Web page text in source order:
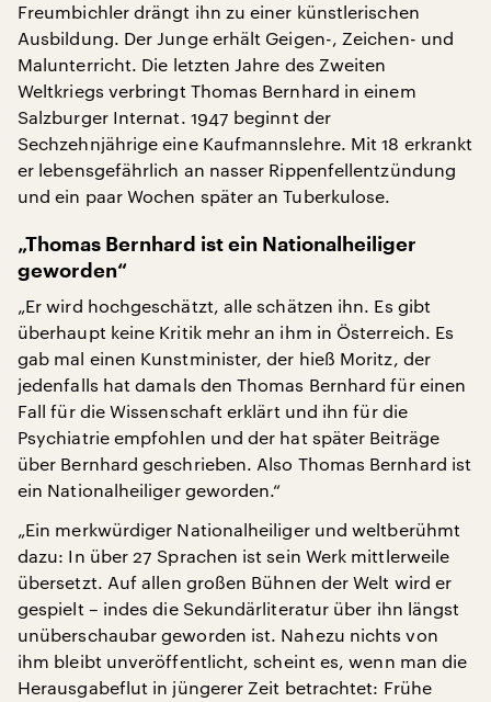
Freumbichler drängt ihn zu einer künstlerischen
Ausbildung. Der Junge erhält Geigen-, Zeichen- und
Malunterricht. Die letzten Jahre des Zweiten
Weltkriegs verbringt Thomas Bernhard in einem
Salzburger Internat. 1947 beginnt der
Sechzehnjährige eine Kaufmannslehre. Mit 18 erkrankt
er lebensgefährlich an nasser Rippenfellentzündung
und ein paar Wochen später an Tuberkulose.
„Thomas Bernhard ist ein Nationalheiliger
geworden“
„Er wird hochgeschätzt, alle schätzen ihn. Es gibt
überhaupt keine Kritik mehr an ihm in Österreich. Es
gab mal einen Kunstminister, der hieß Moritz, der
jedenfalls hat damals den Thomas Bernhard für einen
Fall für die Wissenschaft erklärt und ihn für die
Psychiatrie empfohlen und der hat später Beiträge
über Bernhard geschrieben. Also Thomas Bernhard ist
ein Nationalheiliger geworden.“
„Ein merkwürdiger Nationalheiliger und weltberühmt
dazu: In über 27 Sprachen ist sein Werk mittlerweile
übersetzt. Auf allen großen Bühnen der Welt wird er
gespielt – indes die Sekundärliteratur über ihn längst
unüberschaubar geworden ist. Nahezu nichts von
ihm bleibt unveröffentlicht, scheint es, wenn man die
Herausgabeflut in jüngerer Zeit betrachtet: Frühe